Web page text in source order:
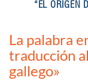
“EL ORIGEN
La palabra
traducción
gallego»